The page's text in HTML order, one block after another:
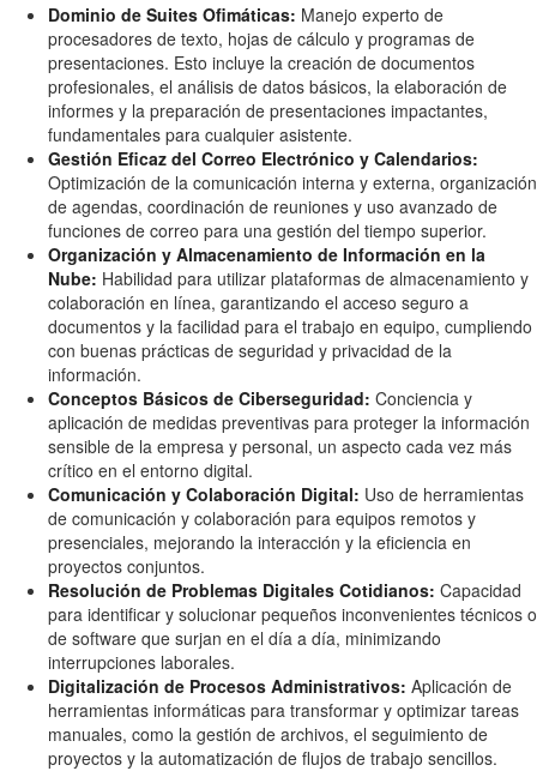
Dominio de Suites Ofimáticas: Manejo experto de
procesadores de texto, hojas de cálculo y programas de
presentaciones. Esto incluye la creación de documentos
profesionales, el análisis de datos básicos, la elaboración de
informes y la preparación de presentaciones impactantes,
fundamentales para cualquier asistente.
Gestión Eficaz del Correo Electrónico y Calendarios:
Optimización de la comunicación interna y externa, organización
de agendas, coordinación de reuniones y uso avanzado de
funciones de correo para una gestión del tiempo superior.
Organización y Almacenamiento de Información en la
Nube: Habilidad para utilizar plataformas de almacenamiento y
colaboración en línea, garantizando el acceso seguro a
documentos y la facilidad para el trabajo en equipo, cumpliendo
con buenas prácticas de seguridad y privacidad de la
información.
Conceptos Básicos de Ciberseguridad: Conciencia y
aplicación de medidas preventivas para proteger la información
sensible de la empresa y personal, un aspecto cada vez más
crítico en el entorno digital.
Comunicación y Colaboración Digital: Uso de herramientas
de comunicación y colaboración para equipos remotos y
presenciales, mejorando la interacción y la eficiencia en
proyectos conjuntos.
Resolución de Problemas Digitales Cotidianos: Capacidad
para identificar y solucionar pequeños inconvenientes técnicos o
de software que surjan en el día a día, minimizando
interrupciones laborales.
Digitalización de Procesos Administrativos: Aplicación de
herramientas informáticas para transformar y optimizar tareas
manuales, como la gestión de archivos, el seguimiento de
proyectos y la automatización de flujos de trabajo sencillos.